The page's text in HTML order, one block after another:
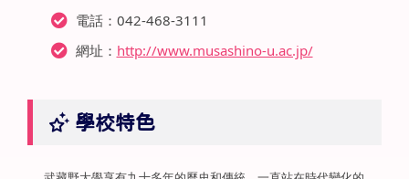
電話：042-468-3111
網址： http://www.musashino-u.ac.jp/
學校特色